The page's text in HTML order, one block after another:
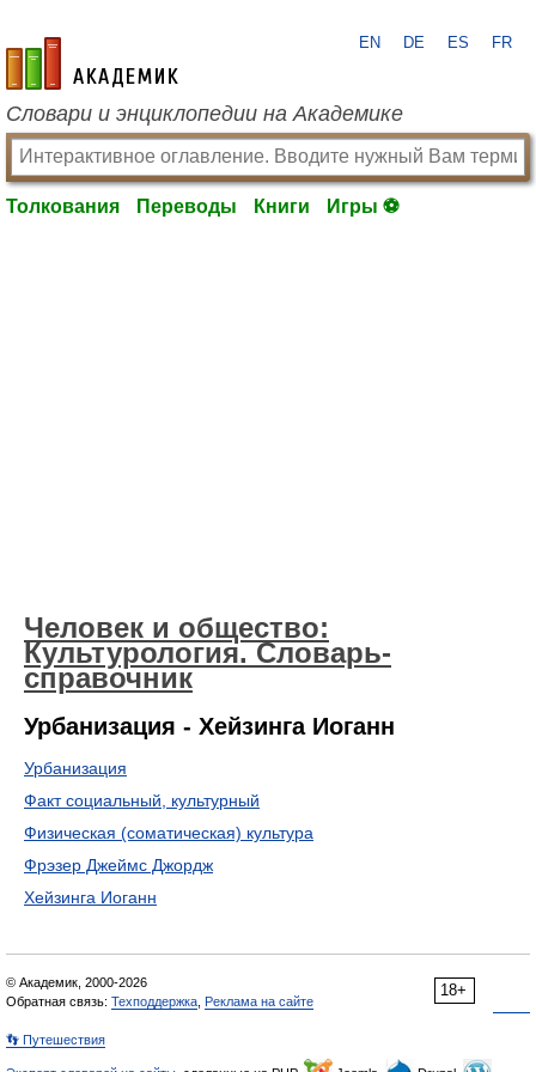
academic.ru
EN DE ES FR
Словари и энциклопедии на Академике
Толкования Переводы Книги Игры ⚽
Человек и общество:
Культурология. Словарь-
справочник
Урбанизация - Хейзинга Иоганн
Урбанизация
Факт социальный, культурный
Физическая (соматическая) культура
Фрэзер Джеймс Джордж
Хейзинга Иоганн
18+
© Академик, 2000-2026
Обратная связь: Техподдержка Реклама на сайте
👣 Путешествия